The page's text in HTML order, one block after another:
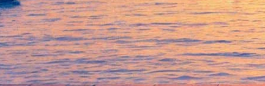
Кинорежиссёр и член президентского совета по правам
человека Александр Сокуров подписалпетициюв поддержку
российского книжного бизнеса. Её он направил премьер-
министру Михаилу Мишустину и первому замруководителя
администрации президента Сергею Кириенко с примечанием:
«Защита книготорговли и издательств — чрезвычайно важная
акция общества и государства. Без нашей опорной поддержки
не обойтись!»